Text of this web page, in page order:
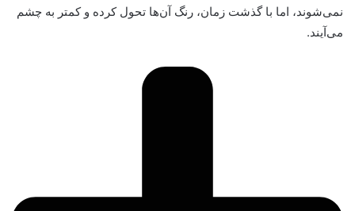
نمی‌شوند، اما با گذشت زمان، رنگ آن‌ها تحول کرده و کمتر به چشم
می‌آیند.